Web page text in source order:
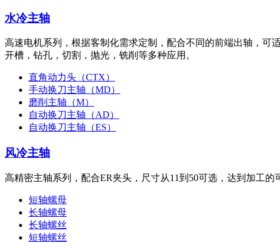
水冷主轴
高速电机系列，根据客制化需求定制，配合不同的前端出轴，可
开槽，钻孔，切割，抛光，铣削等多种应用。
直角动力头（CTX）
手动换刀主轴（MD）
磨削主轴（M）
自动换刀主轴（AD）
自动换刀主轴（ES）
风冷主轴
高精密主轴系列，配合ER夹头，尺寸从11到50可选，达到加工
短轴螺母
长轴螺母
长轴螺丝
短轴螺丝